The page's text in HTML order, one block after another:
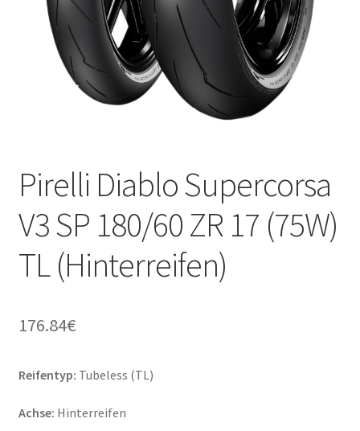
Pirelli Diablo Supercorsa
V3 SP 180/60 ZR 17 (75W)
TL (Hinterreifen)
176.84€
Reifentyp: Tubeless (TL)
Achse: Hinterreifen